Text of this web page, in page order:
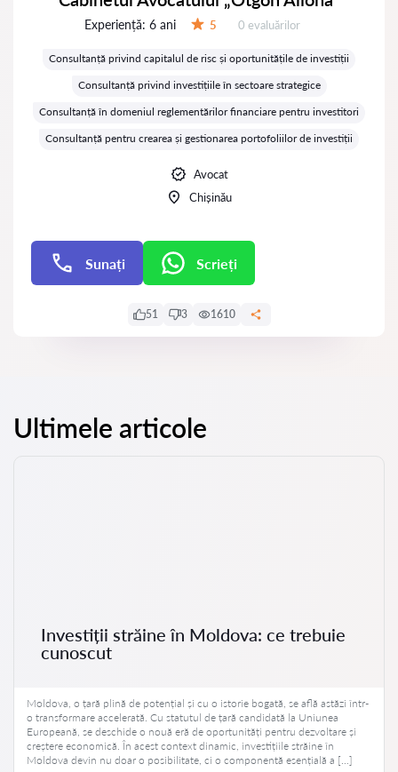
Experiență: 6 ani 5 Evaluărilor:
0 evaluărilor
Consultanță privind capitalul de risc și oportunitățile de investiții
Consultanță privind investițiile în sectoare strategice
Consultanță în domeniul reglementărilor financiare pentru investitori
Consultanță pentru crearea și gestionarea portofoliilor de investiții
Avocat
Chișinău
Sunați Scrieți
51 3 1610
Ultimele articole
Investiții străine în Moldova: ce trebuie
cunoscut
Moldova, o țară plină de potențial și cu o istorie bogată, se află astăzi într-
o transformare accelerată. Cu statutul de țară candidată la Uniunea
Europeană, se deschide o nouă eră de oportunități pentru dezvoltare și
creștere economică. În acest context dinamic, investițiile străine în
Moldova devin nu doar o posibilitate, ci o componentă esențială a […]